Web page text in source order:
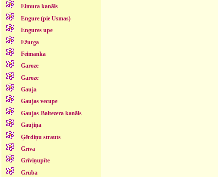
Eimura kanāls
Engure (pie Usmas)
Engures upe
Ežurga
Feimanka
Garoze
Garoze
Gauja
Gaujas vecupe
Gaujas-Baltezera kanāls
Gaujiņa
Ģērdiņu strauts
Grīva
Grīviņupīte
Grūba